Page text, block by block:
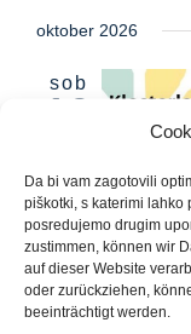
Da bi vam zagotovili
piškotki, s katerimi
posredujemo drugim
zustimmen, können wir
auf dieser Website
oder zurückziehen,
beeinträchtigt werden.
oktober 2026
sob
10
10.